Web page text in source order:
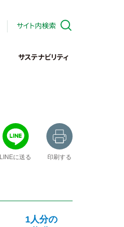
サイト内検索
サステナビリティ
LINEに送る 印刷する
1人分の